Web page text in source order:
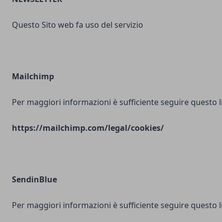
Questo Sito web fa uso del servizio
Mailchimp
Per maggiori informazioni è sufficiente seguire questo
https://mailchimp.com/legal/cookies/
SendinBlue
Per maggiori informazioni è sufficiente seguire questo